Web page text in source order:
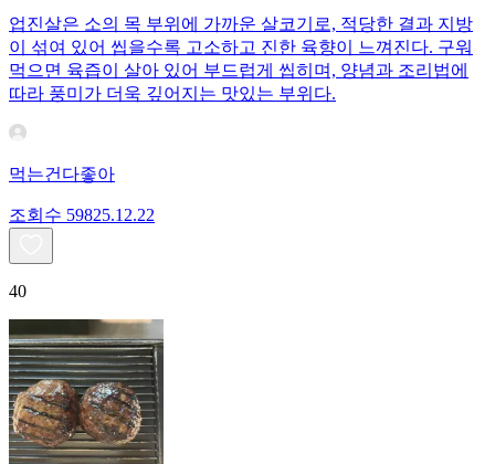
업진살은 소의 목 부위에 가까운 살코기로, 적당한 결과 지방
이 섞여 있어 씹을수록 고소하고 진한 육향이 느껴진다. 구워
먹으면 육즙이 살아 있어 부드럽게 씹히며, 양념과 조리법에
따라 풍미가 더욱 깊어지는 맛있는 부위다.
먹는건다좋아
조회수 59825.12.22
40